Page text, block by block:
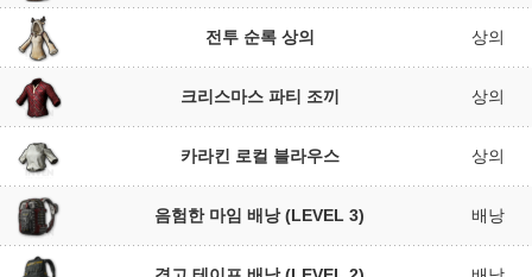
전투 순록 상의 상의
크리스마스 파티 조끼 상의
카라킨 로컬 블라우스 상의
음험한 마임 배낭 (LEVEL 3) 배낭